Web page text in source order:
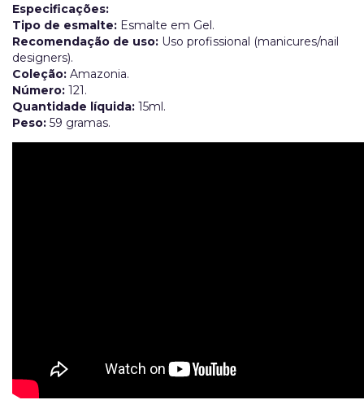
Especificações:
Tipo de esmalte: Esmalte em Gel.
Recomendação de uso: Uso profissional (manicures/nail
designers).
Coleção: Amazonia.
Número: 121.
Quantidade líquida: 15ml.
Peso: 59 gramas.